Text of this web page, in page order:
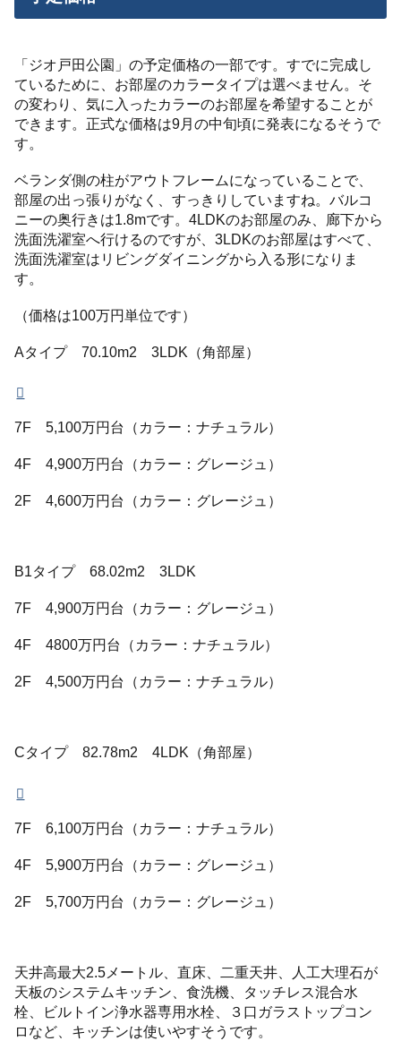
「ジオ戸田公園」の予定価格の一部です。すでに完成し
ているために、お部屋のカラータイプは選べません。そ
の変わり、気に入ったカラーのお部屋を希望することが
できます。正式な価格は9月の中旬頃に発表になるそうで
す。
ベランダ側の柱がアウトフレームになっていることで、
部屋の出っ張りがなく、すっきりしていますね。バルコ
ニーの奥行きは1.8mです。4LDKのお部屋のみ、廊下から
洗面洗濯室へ行けるのですが、3LDKのお部屋はすべて、
洗面洗濯室はリビングダイニングから入る形になりま
す。
（価格は100万円単位です）
Aタイプ 70.10m2 3LDK（角部屋）
7F 5,100万円台（カラー：ナチュラル）
4F 4,900万円台（カラー：グレージュ）
2F 4,600万円台（カラー：グレージュ）
B1タイプ 68.02m2 3LDK
7F 4,900万円台（カラー：グレージュ）
4F 4800万円台（カラー：ナチュラル）
2F 4,500万円台（カラー：ナチュラル）
Cタイプ 82.78m2 4LDK（角部屋）
7F 6,100万円台（カラー：ナチュラル）
4F 5,900万円台（カラー：グレージュ）
2F 5,700万円台（カラー：グレージュ）
天井高最大2.5メートル、直床、二重天井、人工大理石が
天板のシステムキッチン、食洗機、タッチレス混合水
栓、ビルトイン浄水器専用水栓、３口ガラストップコン
ロなど、キッチンは使いやすそうです。